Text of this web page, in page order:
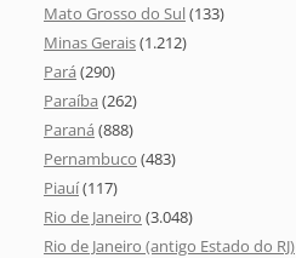
Mato Grosso do Sul(133)
Minas Gerais(1.212)
Pará (290)
Paraíba (262)
Paraná (888)
Pernambuco (483)
Piauí(117)
Rio de Janeiro (3.048)
Rio de Janeiro (antigo Estado do RJ)